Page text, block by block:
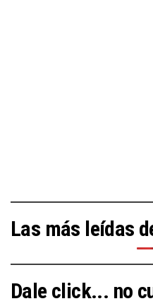
Las más leídas
Dale click... no